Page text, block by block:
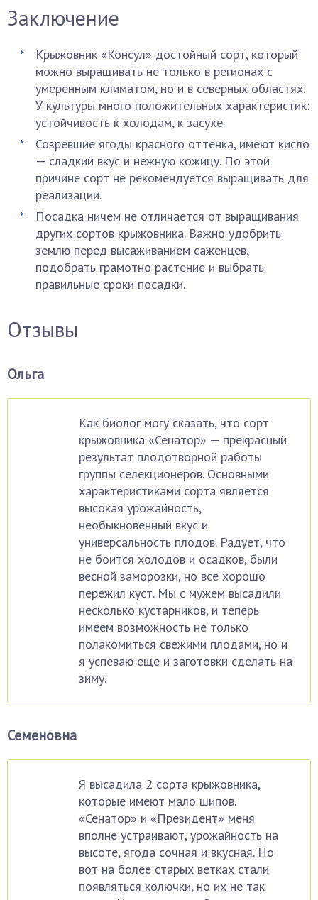
Заключение
Крыжовник «Консул» достойный сорт, который
можно выращивать не только в регионах с
умеренным климатом, но и в северных областях.
У культуры много положительных характеристик:
устойчивость к холодам, к засухе.
Созревшие ягоды красного оттенка, имеют кисло
— сладкий вкус и нежную кожицу. По этой
причине сорт не рекомендуется выращивать для
реализации.
Посадка ничем не отличается от выращивания
других сортов крыжовника. Важно удобрить
землю перед высаживанием саженцев,
подобрать грамотно растение и выбрать
правильные сроки посадки.
Отзывы
Ольга
Как биолог могу сказать, что сорт
крыжовника «Сенатор» — прекрасный
результат плодотворной работы
группы селекционеров. Основными
характеристиками сорта является
высокая урожайность,
необыкновенный вкус и
универсальность плодов. Радует, что
не боится холодов и осадков, были
весной заморозки, но все хорошо
пережил куст. Мы с мужем высадили
несколько кустарников, и теперь
имеем возможность не только
полакомиться свежими плодами, но и
я успеваю еще и заготовки сделать на
зиму.
Семеновна
Я высадила 2 сорта крыжовника,
которые имеют мало шипов.
«Сенатор» и «Президент» меня
вполне устраивают, урожайность на
высоте, ягода сочная и вкусная. Но
вот на более старых ветках стали
появляться колючки, но их не так